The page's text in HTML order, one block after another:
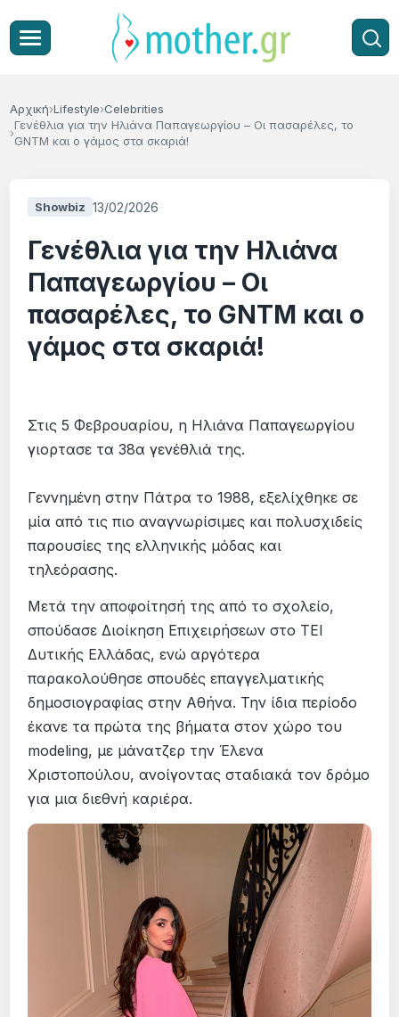
Αρχική Lifestyle Celebrities
Γενέθλια για την Ηλιάνα Παπαγεωργίου – Οι πασαρέλες, το
GNTM και ο γάμος στα σκαριά!
Showbiz 13/02/2026
Γενέθλια για την Ηλιάνα
Παπαγεωργίου – Οι
πασαρέλες, το GNTM και ο
γάμος στα σκαριά!
Στις 5 Φεβρουαρίου, η Ηλιάνα Παπαγεωργίου
γιορτασε τα 38α γενέθλιά της.
Γεννημένη στην Πάτρα το 1988, εξελίχθηκε σε
μία από τις πιο αναγνωρίσιμες και πολυσχιδείς
παρουσίες της ελληνικής μόδας και
τηλεόρασης.
Μετά την αποφοίτησή της από το σχολείο,
σπούδασε Διοίκηση Επιχειρήσεων στο ΤΕΙ
Δυτικής Ελλάδας, ενώ αργότερα
παρακολούθησε σπουδές επαγγελματικής
δημοσιογραφίας στην Αθήνα. Την ίδια περίοδο
έκανε τα πρώτα της βήματα στον χώρο του
modeling, με μάνατζερ την Έλενα
Χριστοπούλου, ανοίγοντας σταδιακά τον δρόμο
για μια διεθνή καριέρα.